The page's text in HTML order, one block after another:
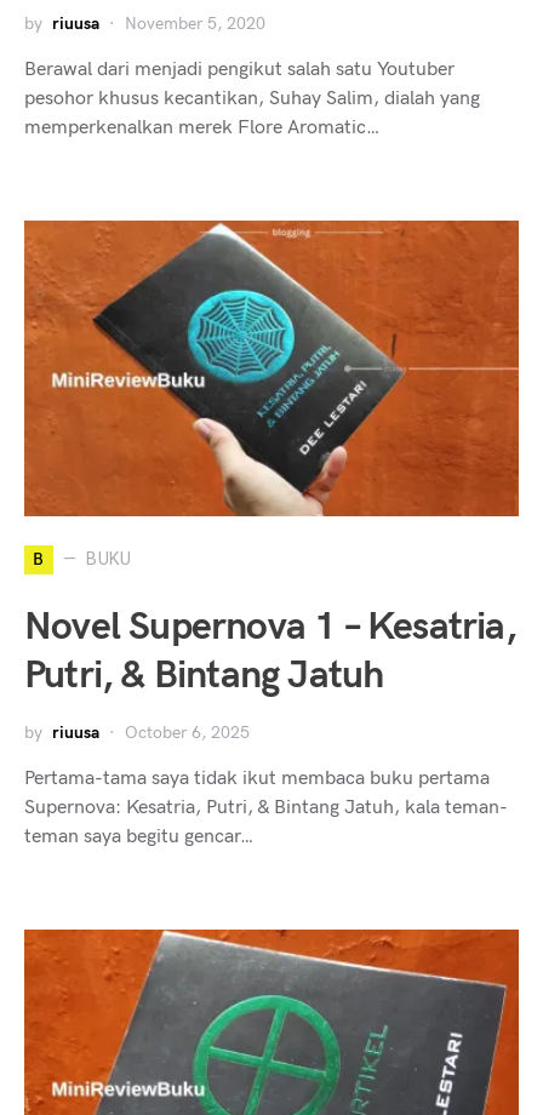
by riuusa November 5, 2020
Berawal dari menjadi pengikut salah satu Youtuber
pesohor khusus kecantikan, Suhay Salim, dialah yang
memperkenalkan merek Flore Aromatic…
B BUKU
Novel Supernova 1 – Kesatria,
Putri, & Bintang Jatuh
by riuusa October 6, 2025
Pertama-tama saya tidak ikut membaca buku pertama
Supernova: Kesatria, Putri, & Bintang Jatuh, kala teman-
teman saya begitu gencar…